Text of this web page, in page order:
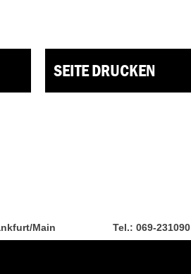
SEITE DRUCKEN
Main Tel.: 069-231090